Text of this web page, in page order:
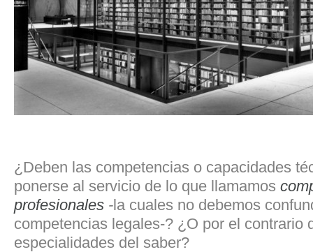
¿Deben las competencias o capacidades
ponerse al servicio de lo que llamamos
profesionales -la cuales no debemos
competencias legales-? ¿O por el contrario
especialidades del saber?